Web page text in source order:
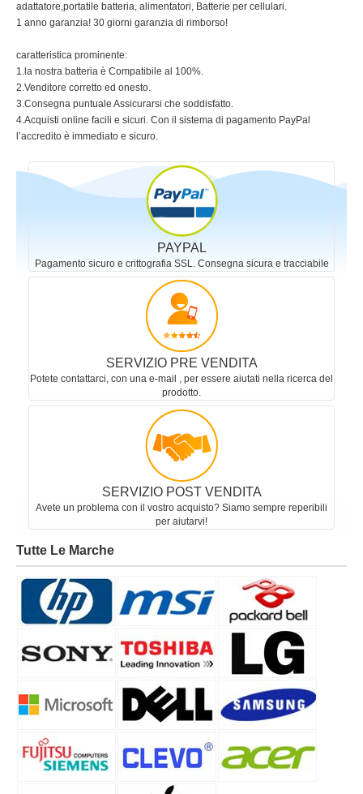
adattatore,portatile batteria, alimentatori, Batterie per cellulari.
1 anno garanzia! 30 giorni garanzia di rimborso!
caratteristica prominente:
1.la nostra batteria è Compatibile al 100%.
2.Venditore corretto ed onesto.
3.Consegna puntuale Assicurarsi che soddisfatto.
4.Acquisti online facili e sicuri. Con il sistema di pagamento PayPal
l’accredito è immediato e sicuro.
PAYPAL
Pagamento sicuro e crittografia SSL. Consegna sicura e tracciabile
SERVIZIO PRE VENDITA
Potete contattarci, con una e-mail , per essere aiutati nella ricerca del
prodotto.
SERVIZIO POST VENDITA
Avete un problema con il vostro acquisto? Siamo sempre reperibili
per aiutarvi!
Tutte Le Marche